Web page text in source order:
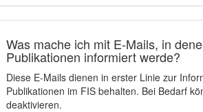
Was mache ich mit E-Mails, in
Publikationen informiert werde?
Diese E-Mails dienen in erster Linie zur
Publikationen im FIS behalten. Bei Bedarf
deaktivieren.